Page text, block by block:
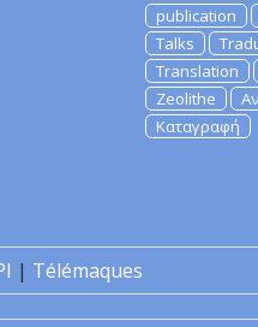
publication
Talks
Translation
Zeolithe
Καταγραφή
| Télémaques